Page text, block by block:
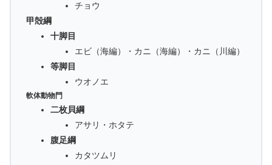
チョウ
甲殻綱
十脚目
エビ（海編）・カニ（海編）・カニ（川編）
等脚目
ウオノエ
軟体動物門
二枚貝綱
アサリ・ホタテ
腹足綱
カタツムリ